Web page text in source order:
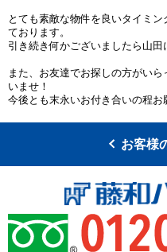
とても素敵な物件を良いタイミ
ております。
引き続き何かございましたら山田
また、お友達でお探しの方がい
いませ！
今後とも末永いお付き合いの程お
お客様